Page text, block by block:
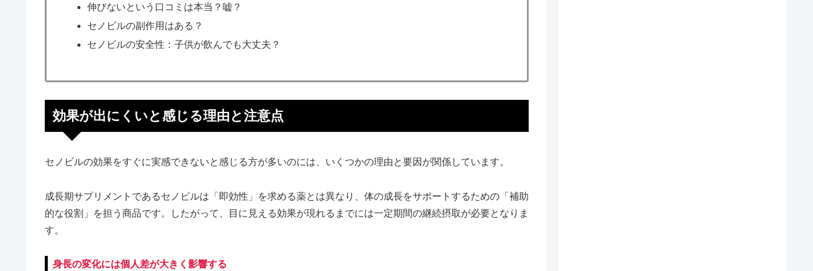
伸びないという口コミは本当？嘘？
セノビルの副作用はある？
セノビルの安全性：子供が飲んでも大丈夫？
効果が出にくいと感じる理由と注意点
セノビルの効果をすぐに実感できないと感じる方が多いのには、いくつかの理由と要因が関係しています。
成長期サプリメントであるセノビルは「即効性」を求める薬とは異なり、体の成長をサポートするための「補助
的な役割」を担う商品です。したがって、目に見える効果が現れるまでには一定期間の継続摂取が必要となりま
す。
身長の変化には個人差が大きく影響する